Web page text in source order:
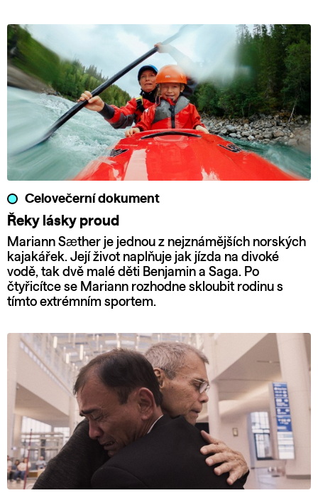
Celovečerní dokument
Řeky lásky proud
Mariann Sæther je jednou z nejznámějších norských
kajakářek. Její život naplňuje jak jízda na divoké
vodě, tak dvě malé děti Benjamin a Saga. Po
čtyřicítce se Mariann rozhodne skloubit rodinu s
tímto extrémním sportem.